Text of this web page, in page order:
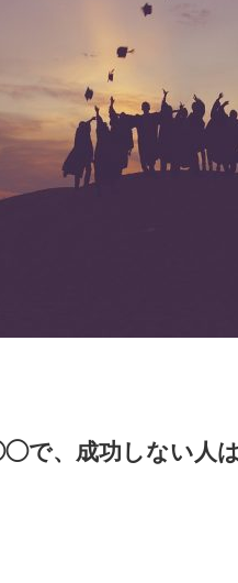
で、成功しない人